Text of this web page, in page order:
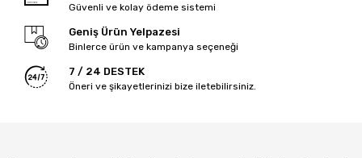
Güvenli ve kolay ödeme sistemi
Geniş Ürün Yelpazesi
Binlerce ürün ve kampanya seçeneği
7 / 24 DESTEK
Öneri ve şikayetlerinizi bize iletebilirsiniz.